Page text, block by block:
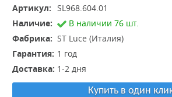
Артикул: SL968.604.01
Наличие:
В наличии 76 шт.
Фабрика: ST Luce (Италия)
Гарантия: 1 год
Доставка: 1-2 дня
Купить в один